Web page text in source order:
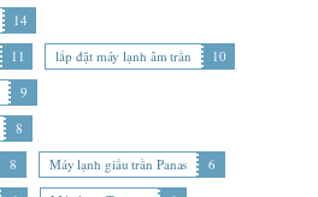
14
11 lắp đặt máy lạnh âm trần
10
9
8
8 Máy lạnh giấu trần Panas
6